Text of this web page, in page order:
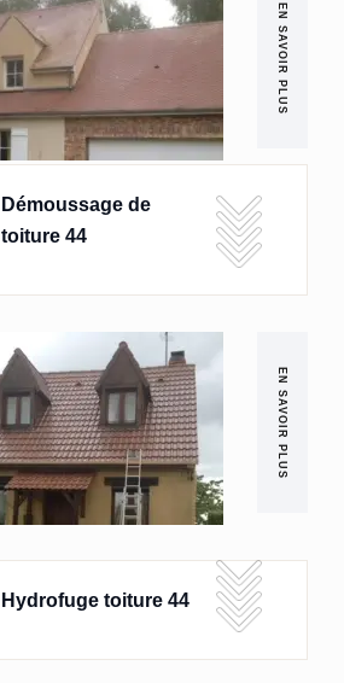
EN SAVOIR PLUS
Démoussage de
toiture 44
EN SAVOIR PLUS
Hydrofuge toiture 44